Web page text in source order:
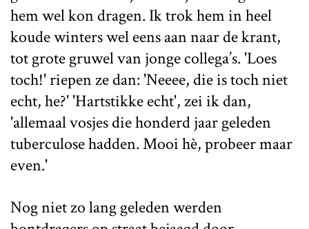
hem wel kon dragen. Ik trok hem in heel
koude winters wel eens aan naar de krant,
tot grote gruwel van jonge collega’s. 'Loes
toch!' riepen ze dan: 'Neeee, die is toch niet
echt, he?' 'Hartstikke echt', zei ik dan,
'allemaal vosjes die honderd jaar geleden
tuberculose hadden. Mooi hè, probeer maar
even.'
Nog niet zo lang geleden werden